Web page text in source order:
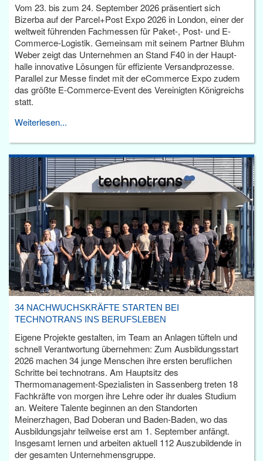
Vom 23. bis zum 24. September 2026 präsentiert sich
Bizerba auf der Parcel+Post Expo 2026 in London, einer der
weltweit führenden Fachmessen für Paket-, Post- und E-
Commerce-Logistik. Gemeinsam mit seinem Partner Bluhm
Weber zeigt das Unternehmen an Stand F40 in der Haupt­
halle innovative Lösungen für effiziente Versandprozesse.
Parallel zur Messe findet mit der eCommerce Expo zudem
das größte E-Commerce-Event des Vereinigten Königreichs
statt.
Weiterlesen...
34 NACHWUCHSKRÄFTE STARTEN BEI
TECHNOTRANS INS BERUFSLEBEN
Eigene Projekte gestalten, im Team an Anlagen tüfteln und
schnell Verantwortung übernehmen: Zum Ausbildungsstart
2026 machen 34 junge Menschen ihre ersten beruflichen
Schritte bei technotrans. Am Hauptsitz des
Thermomanagement-Spezialisten in Sassenberg treten 18
Fachkräfte von morgen ihre Lehre oder ihr duales Studium
an. Weitere Talente beginnen an den Standorten
Meinerzhagen, Bad Doberan und Baden-Baden, wo das
Ausbildungsjahr teilweise erst am 1. September anfängt.
Insgesamt lernen und arbeiten aktuell 112 Auszubildende in
der gesamten Unternehmensgruppe.